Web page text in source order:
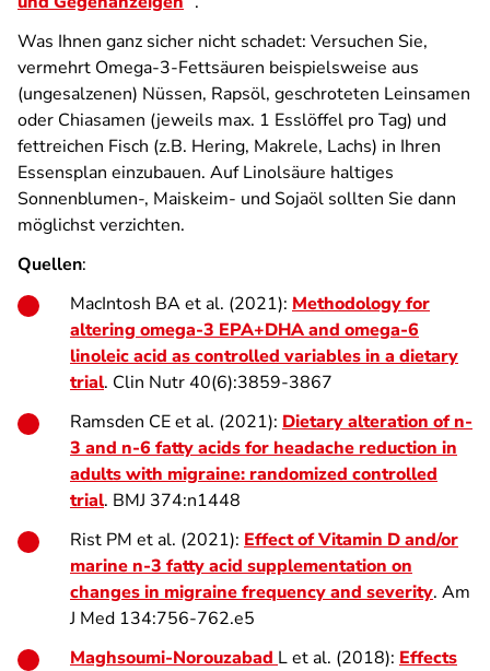
Was Ihnen ganz sicher nicht schadet: Versuchen Sie,
vermehrt Omega-3-Fettsäuren beispielsweise aus
(ungesalzenen) Nüssen, Rapsöl, geschroteten Leinsamen
oder Chiasamen (jeweils max. 1 Esslöffel pro Tag) und
fettreichen Fisch (z.B. Hering, Makrele, Lachs) in Ihren
Essensplan einzubauen. Auf Linolsäure haltiges
Sonnenblumen-, Maiskeim- und Sojaöl sollten Sie dann
möglichst verzichten.
Quellen:
MacIntosh BA et al. (2021): Methodology for
altering omega-3 EPA+DHA and omega-6
linoleic acid as controlled variables in a dietary
trial. Clin Nutr 40(6):3859-3867
Ramsden CE et al. (2021): Dietary alteration of n-
3 and n-6 fatty acids for headache reduction in
adults with migraine: randomized controlled
trial. BMJ 374:n1448
Rist PM et al. (2021): Effect of Vitamin D and/or
marine n-3 fatty acid supplementation on
changes in migraine frequency and severity. Am
J Med 134:756-762.e5
Maghsoumi-Norouzabad L et al. (2018): Effects